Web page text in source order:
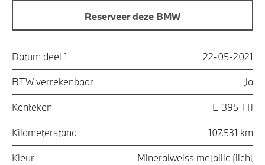
Reserveer deze BMW
Datum deel 1 22-05-2021
BTW verrekenbaar Ja
Kenteken L-395-HJ
Kilometerstand 107.531 km
Kleur
Mineralweiss metallic (licht